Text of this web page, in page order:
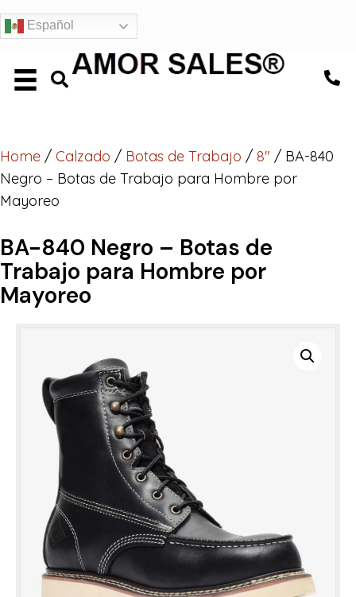
Español
Home / Calzado / Botas de Trabajo / 8" / BA-840
Negro – Botas de Trabajo para Hombre por
Mayoreo
BA-840 Negro – Botas de
Trabajo para Hombre por
Mayoreo